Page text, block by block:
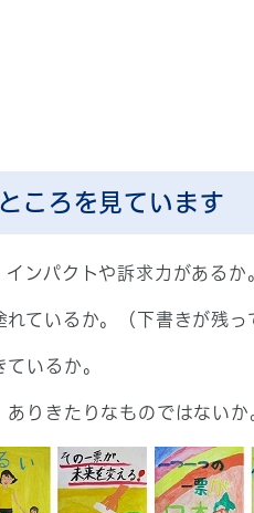
ころを見ています
ンパクトや訴求力があるか
ているか。（下書きが残っ
いるか。
りきたりなものではないか